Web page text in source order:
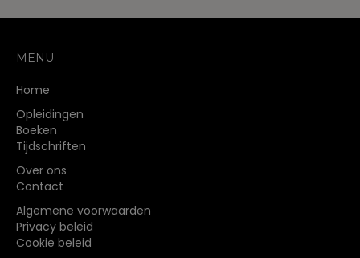
MENU
Home
Opleidingen
Boeken
Tijdschriften
Over ons
Contact
Algemene voorwaarden
Privacy beleid
Cookie beleid